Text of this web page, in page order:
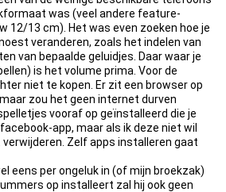
was (veel andere feature-
12/13 cm). Het was even zoeken hoe je
veranderen, zoals het indelen van
van bepaalde geluidjes. Daar waar je
is het volume prima. Voor de
niet te kopen. Er zit een browser op
zou het geen internet durven
vooraf op geïnstalleerd die je
app, maar als ik deze niet wil
verwijderen. Zelf apps installeren gaat
eens per ongeluk in (of mijn broekzak)
op installeert zal hij ook geen